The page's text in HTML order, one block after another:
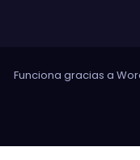
Funciona gracias a